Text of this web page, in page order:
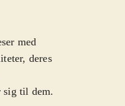
med
deres
sig til dem.